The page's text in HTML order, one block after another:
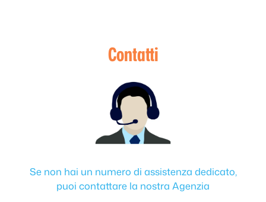
Contatti
Se non hai un numero di assistenza dedicato,
puoi contattare la nostra Agenzia